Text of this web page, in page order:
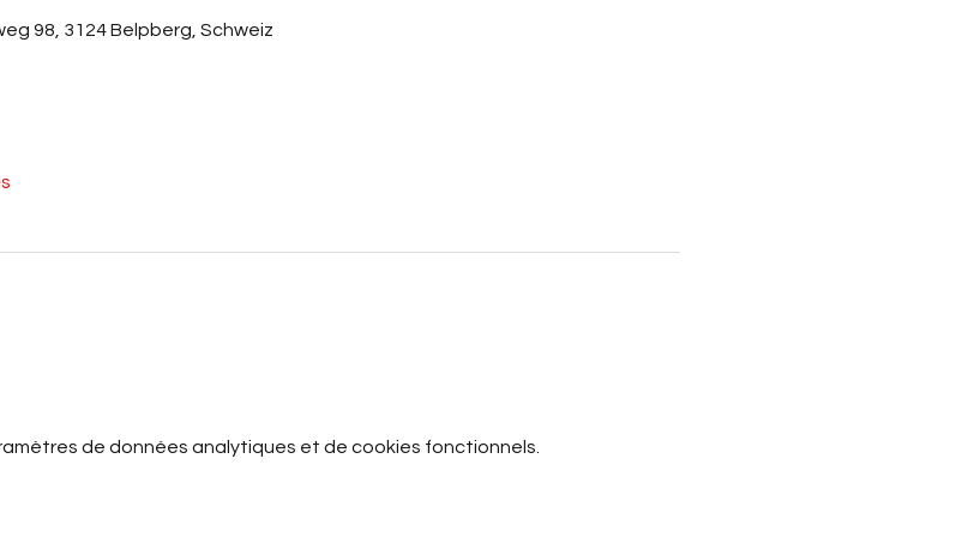
98, 3124 Belpberg, Schweiz
de données analytiques et de cookies fonctionnels.